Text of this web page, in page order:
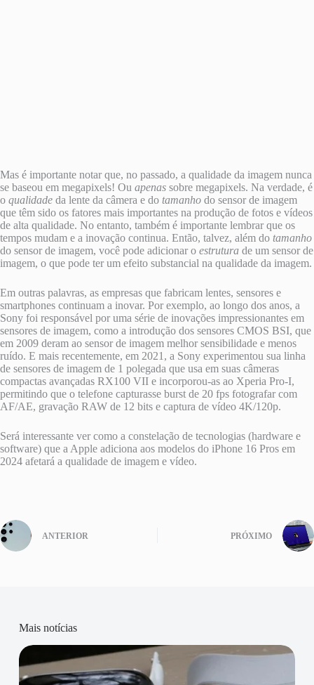
Mas é importante notar que, no passado, a qualidade da imagem nunca
se baseou em megapixels! Ou apenas sobre megapixels. Na verdade, é
o qualidade da lente da câmera e do tamanho do sensor de imagem
que têm sido os fatores mais importantes na produção de fotos e vídeos
de alta qualidade. No entanto, também é importante lembrar que os
tempos mudam e a inovação continua. Então, talvez, além do tamanho
do sensor de imagem, você pode adicionar o estrutura de um sensor de
imagem, o que pode ter um efeito substancial na qualidade da imagem.
Em outras palavras, as empresas que fabricam lentes, sensores e
smartphones continuam a inovar. Por exemplo, ao longo dos anos, a
Sony foi responsável por uma série de inovações impressionantes em
sensores de imagem, como a introdução dos sensores CMOS BSI, que
em 2009 deram ao sensor de imagem melhor sensibilidade e menos
ruído. E mais recentemente, em 2021, a Sony experimentou sua linha
de sensores de imagem de 1 polegada que usa em suas câmeras
compactas avançadas RX100 VII e incorporou-as ao Xperia Pro-I,
permitindo que o telefone capturasse burst de 20 fps fotografar com
AF/AE, gravação RAW de 12 bits e captura de vídeo 4K/120p.
Será interessante ver como a constelação de tecnologias (hardware e
software) que a Apple adiciona aos modelos do iPhone 16 Pros em
2024 afetará a qualidade de imagem e vídeo.
ANTERIOR PRÓXIMO
Mais notícias